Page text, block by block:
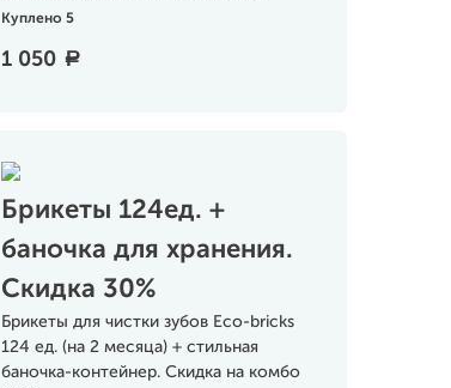
Куплено 5
1 050 a
Брикеты 124ед. +
баночка для хранения.
Скидка 30%
Брикеты для чистки зубов Eco-bricks
124 ед. (на 2 месяца) + стильная
баночка-контейнер. Скидка на комбо